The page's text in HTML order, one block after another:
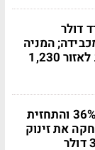
דולר
המניה
1,230
הרווח של אקספדיה קפץ 36% והתחזית
מחקה את זינוק